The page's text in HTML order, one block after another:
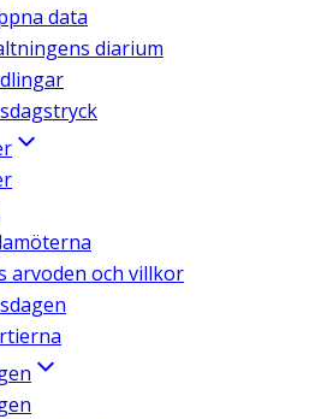
data
diarium
arvoden och villkor